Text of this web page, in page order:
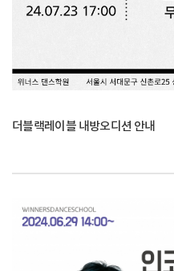
더블랙레이블 내방오디션 안내